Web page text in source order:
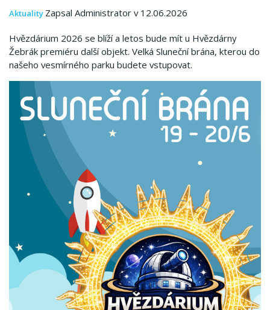
Aktuality Zapsal Administrator v 12.06.2026
Hvězdárium 2026 se blíží a letos bude mít u Hvězdárny
Žebrák premiéru další objekt. Velká Sluneční brána, kterou do
našeho vesmírného parku budete vstupovat.